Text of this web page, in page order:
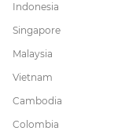
Indonesia
Singapore
Malaysia
Vietnam
Cambodia
Colombia